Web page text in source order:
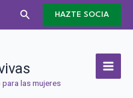
Buscar HAZTE SOCIA
las mujeres